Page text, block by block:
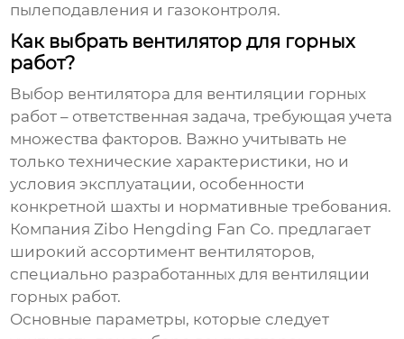
пылеподавления и газоконтроля.
Как выбрать вентилятор для горных
работ?
Выбор вентилятора для вентиляции горных
работ – ответственная задача, требующая учета
множества факторов. Важно учитывать не
только технические характеристики, но и
условия эксплуатации, особенности
конкретной шахты и нормативные требования.
КомпанияZibo Hengding Fan Co. предлагает
широкий ассортимент вентиляторов,
специально разработанных для вентиляции
горных работ.
Основные параметры, которые следует